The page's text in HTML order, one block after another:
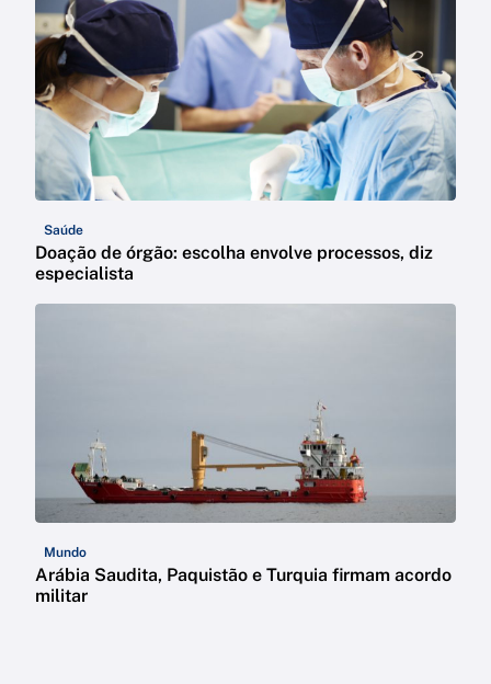
Saúde
Doação de órgão: escolha envolve processos, diz
especialista
Mundo
Arábia Saudita, Paquistão e Turquia firmam acordo
militar